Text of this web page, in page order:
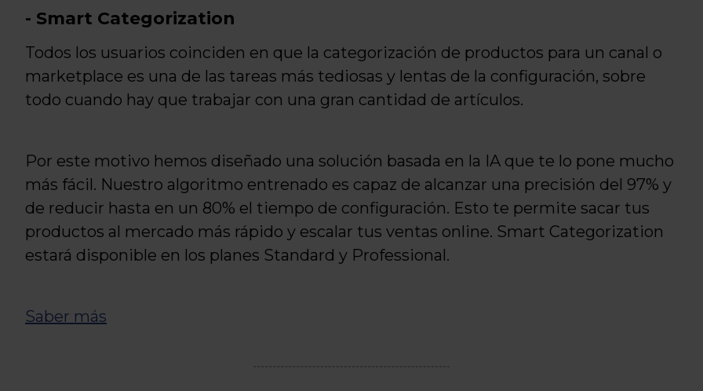
- Smart Categorization
Todos los usuarios coinciden en que la categorización de productos para un canal o
marketplace es una de las tareas más tediosas y lentas de la configuración, sobre
todo cuando hay que trabajar con una gran cantidad de artículos.
Por este motivo hemos diseñado una solución basada en la IA que te lo pone mucho
más fácil. Nuestro algoritmo entrenado es capaz de alcanzar una precisión del 97% y
de reducir hasta en un 80% el tiempo de configuración. Esto te permite sacar tus
productos al mercado más rápido y escalar tus ventas online. Smart Categorization
estará disponible en los planes Standard y Professional.
Saber más